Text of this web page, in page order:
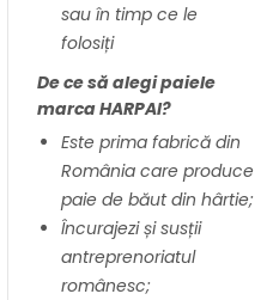
sau în timp ce le
folosiți
De ce să alegi paiele
marca HARPAI?
Este prima fabrică din
România care produce
paie de băut din hârtie;
Încurajezi și susții
antreprenoriatul
românesc;